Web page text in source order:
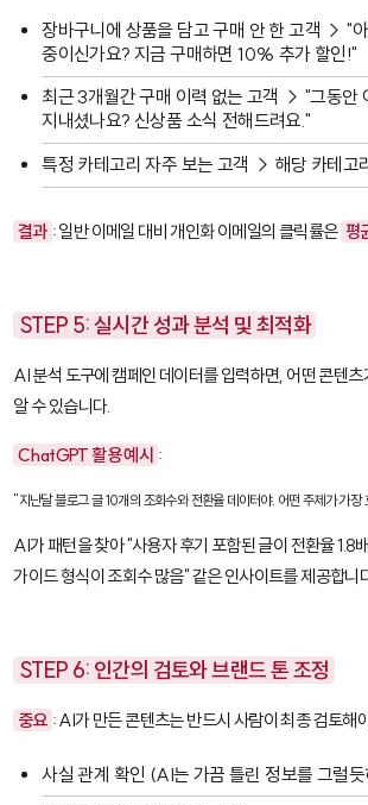
장바구니에 상품을 담고 구매 안 한 고객 → "
중이신가요? 지금 구매하면 10% 추가 할인!"
최근 3개월간 구매 이력 없는 고객 → "그동안
지내셨나요? 신상품 소식 전해드려요."
특정 카테고리 자주 보는 고객 → 해당 카테고
결과 : 일반 이메일 대비 개인화 이메일의 클릭률은 평
STEP 5: 실시간 성과 분석 및 최적화
AI 분석 도구에 캠페인 데이터를 입력하면, 어떤 콘텐
알 수 있습니다.
ChatGPT 활용 예시 :
"지난달 블로그 글 10개의 조회수와 전환율 데이터야. 어떤 주제가 가
AI가 패턴을 찾아 "사용자 후기 포함된 글이 전환율
가이드 형식이 조회수 많음" 같은 인사이트를 제공합니
STEP 6: 인간의 검토와 브랜드 톤 조정
중요 : AI가 만든 콘텐츠는 반드시 사람이 최종 검토해
사실 관계 확인 (AI는 가끔 틀린 정보를 그럴